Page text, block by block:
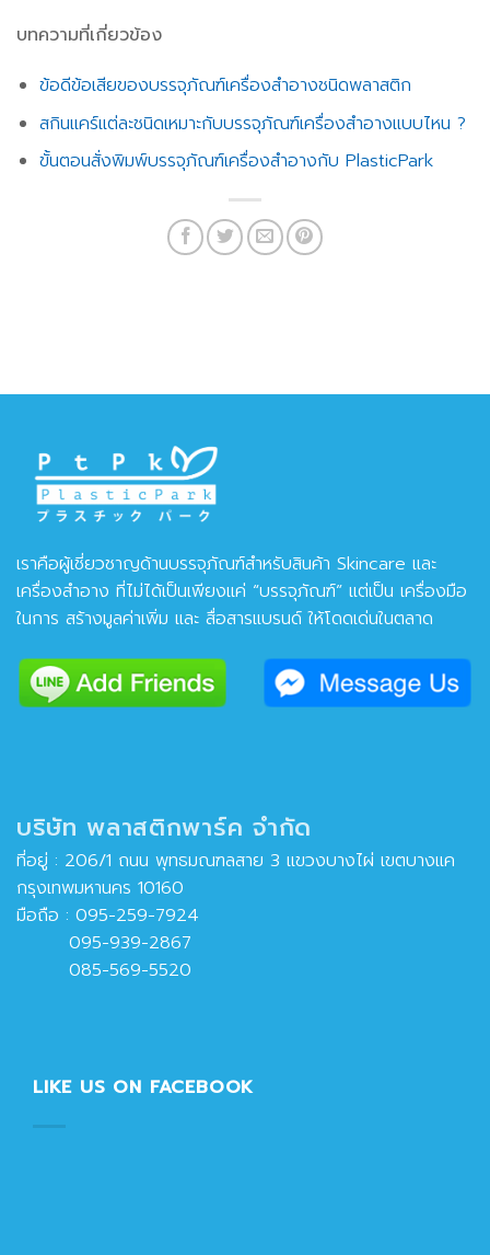
บทความที่เกี่ยวข้อง
ข้อดีข้อเสียของบรรจุภัณฑ์เครื่องสำอางชนิดพลาสติก
สกินแคร์แต่ละชนิดเหมาะกับบรรจุภัณฑ์เครื่องสำอางแบบไหน ?
ขั้นตอนสั่งพิมพ์บรรจุภัณฑ์เครื่องสำอางกับ PlasticPark
เราคือผู้เชี่ยวชาญด้านบรรจุภัณฑ์สำหรับสินค้า Skincare และ
เครื่องสำอาง ที่ไม่ได้เป็นเพียงแค่ “บรรจุภัณฑ์” แต่เป็น เครื่องมือ
ในการ สร้างมูลค่าเพิ่ม และ สื่อสารแบรนด์ ให้โดดเด่นในตลาด
บริษัท พลาสติกพาร์ค จำกัด
ที่อยู่ : 206/1 ถนน พุทธมณฑลสาย 3 แขวงบางไผ่ เขตบางแค
กรุงเทพมหานคร 10160
มือถือ : 095-259-7924
095-939-2867
085-569-5520
LIKE US ON FACEBOOK